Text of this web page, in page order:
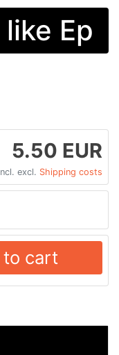
Ep
5.50 EUR
excl. Shipping costs
cart